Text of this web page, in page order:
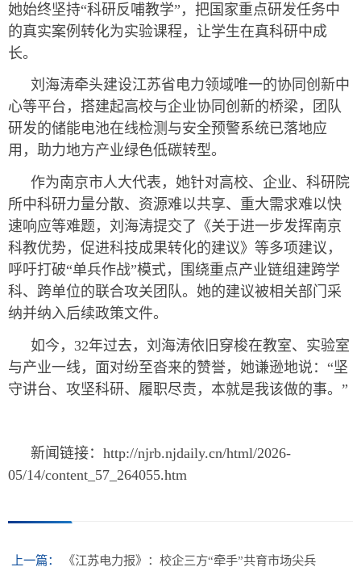
她始终坚持“科研反哺教学”，把国家重点研发任务中
的真实案例转化为实验课程，让学生在真科研中成
长。
刘海涛牵头建设江苏省电力领域唯一的协同创新中
心等平台，搭建起高校与企业协同创新的桥梁，团队
研发的储能电池在线检测与安全预警系统已落地应
用，助力地方产业绿色低碳转型。
作为南京市人大代表，她针对高校、企业、科研院
所中科研力量分散、资源难以共享、重大需求难以快
速响应等难题，刘海涛提交了《关于进一步发挥南京
科教优势，促进科技成果转化的建议》等多项建议，
呼吁打破“单兵作战”模式，围绕重点产业链组建跨学
科、跨单位的联合攻关团队。她的建议被相关部门采
纳并纳入后续政策文件。
如今，32年过去，刘海涛依旧穿梭在教室、实验室
与产业一线，面对纷至沓来的赞誉，她谦逊地说：“坚
守讲台、攻坚科研、履职尽责，本就是我该做的事。”
新闻链接：http://njrb.njdaily.cn/html/2026-
05/14/content_57_264055.htm
上一篇： 《江苏电力报》：校企三方“牵手”共育市场尖兵